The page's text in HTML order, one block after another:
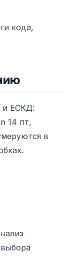
кода,
и ЕСКД:
14 пт,
в